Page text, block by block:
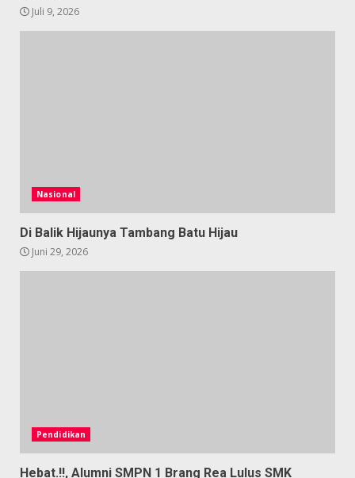
Juli 9, 2026
Nasional
Di Balik Hijaunya Tambang Batu Hijau
Juni 29, 2026
Pendidikan
Hebat.!!, Alumni SMPN 1 Brang Rea Lulus SMK